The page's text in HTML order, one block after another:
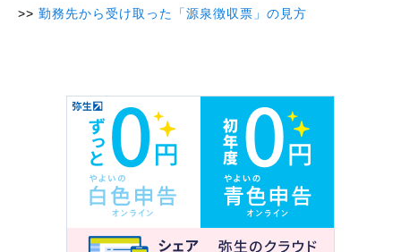
勤務先から受け取った「源泉徴収票」の見方